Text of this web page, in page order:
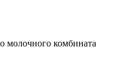
молочного комбината